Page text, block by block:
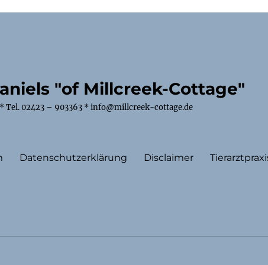
"of Millcreek-Cottage"
Tel. 02423 – 903363 * info@millcreek-cottage.de
Datenschutzerklärung Disclaimer